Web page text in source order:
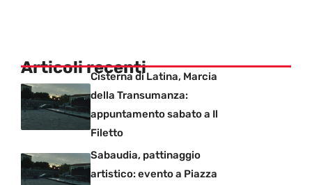
Articoli recentiCisterna di Latina, Marcia
della Transumanza:
appuntamento sabato a Il
Filetto
Sabaudia, pattinaggio
artistico: evento a Piazza